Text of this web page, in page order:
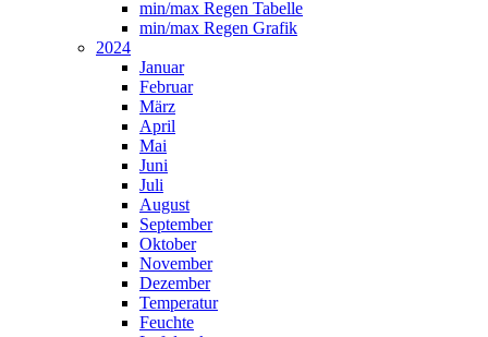
min/max Regen Tabelle
min/max Regen Grafik
2024
Januar
Februar
März
April
Mai
Juni
Juli
August
September
Oktober
November
Dezember
Temperatur
Feuchte